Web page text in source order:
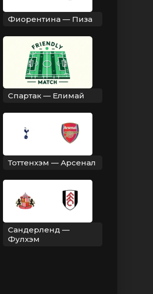
Фиорентина — Пиза
Спартак — Елимай
Тоттенхэм — Арсенал
Сандерленд —
Фулхэм